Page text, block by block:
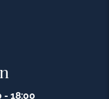
- 18:00